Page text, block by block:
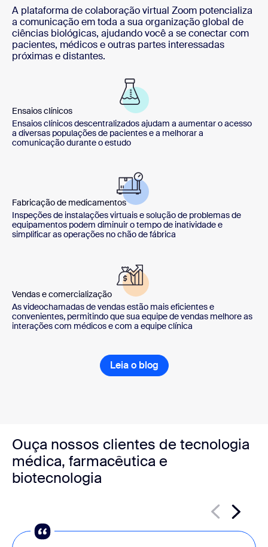
A plataforma de colaboração virtual Zoom potencializa
a comunicação em toda a sua organização global de
ciências biológicas, ajudando você a se conectar com
pacientes, médicos e outras partes interessadas
próximas e distantes.
Ensaios clínicos
Ensaios clínicos descentralizados ajudam a aumentar o acesso
a diversas populações de pacientes e a melhorar a
comunicação durante o estudo
Fabricação de medicamentos
Inspeções de instalações virtuais e solução de problemas de
equipamentos podem diminuir o tempo de inatividade e
simplificar as operações no chão de fábrica
Vendas e comercialização
As videochamadas de vendas estão mais eficientes e
convenientes, permitindo que sua equipe de vendas melhore as
interações com médicos e com a equipe clínica
Leia o blog
Ouça nossos clientes de tecnologia
médica, farmacêutica e
biotecnologia